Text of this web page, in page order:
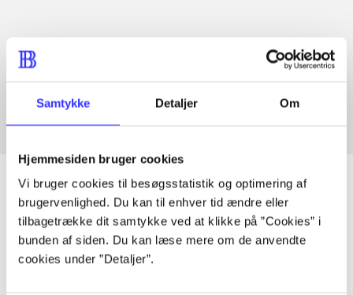
Samtykke Detaljer Om
Hjemmesiden bruger cookies
Vi bruger cookies til besøgsstatistik og optimering af
brugervenlighed. Du kan til enhver tid ændre eller
tilbagetrække dit samtykke ved at klikke på ”Cookies” i
bunden af siden. Du kan læse mere om de anvendte
cookies under ”Detaljer”.
Artikler med samme emner
Artikler
Alle registrerede artikler fordelt på udgivelser